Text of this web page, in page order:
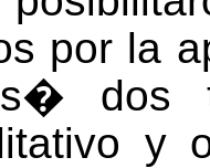
por la
y